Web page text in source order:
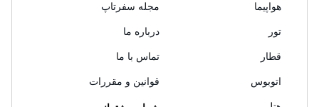
هواپیما
تور
قطار
اتوبوس
مجله سفرتاپ
درباره ما
تماس با ما
قوانین و مقررات